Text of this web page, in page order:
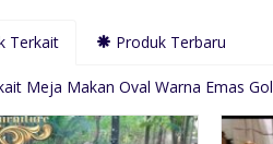
Terkait Produk Terbaru
Meja Makan Oval Warna Emas